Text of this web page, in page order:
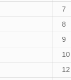
7
8
9
10
12